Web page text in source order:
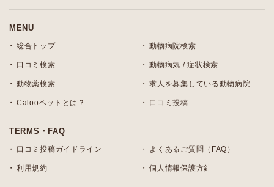
MENU
総合トップ 動物病院検索
口コミ検索 動物病気 / 症状検索
動物薬検索 求人を募集している動物病院
Calooペットとは？ 口コミ投稿
TERMS・FAQ
口コミ投稿ガイドライン よくあるご質問（FAQ）
利用規約 個人情報保護方針